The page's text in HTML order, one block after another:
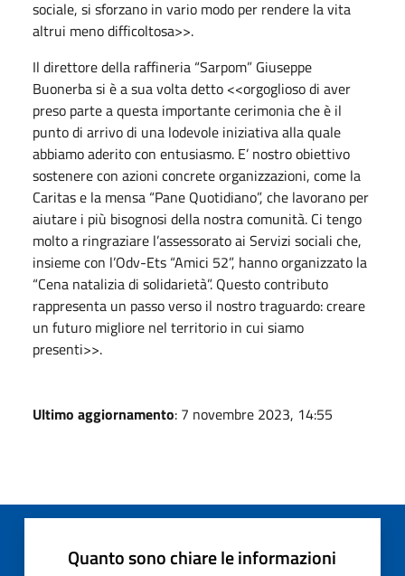
sociale, si sforzano in vario modo per rendere la vita
altrui meno difficoltosa>>.
Il direttore della raffineria “Sarpom” Giuseppe
Buonerba si è a sua volta detto <<orgoglioso di aver
preso parte a questa importante cerimonia che è il
punto di arrivo di una lodevole iniziativa alla quale
abbiamo aderito con entusiasmo. E’ nostro obiettivo
sostenere con azioni concrete organizzazioni, come la
Caritas e la mensa “Pane Quotidiano”, che lavorano per
aiutare i più bisognosi della nostra comunità. Ci tengo
molto a ringraziare l’assessorato ai Servizi sociali che,
insieme con l’Odv-Ets “Amici 52”, hanno organizzato la
“Cena natalizia di solidarietà”. Questo contributo
rappresenta un passo verso il nostro traguardo: creare
un futuro migliore nel territorio in cui siamo
presenti>>.
Ultimo aggiornamento: 7 novembre 2023, 14:55
Quanto sono chiare le informazioni